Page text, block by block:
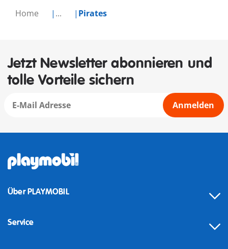
Home ... Pirates
Jetzt Newsletter abonnieren und
tolle Vorteile sichern
Anmelden
Über PLAYMOBIL
Service